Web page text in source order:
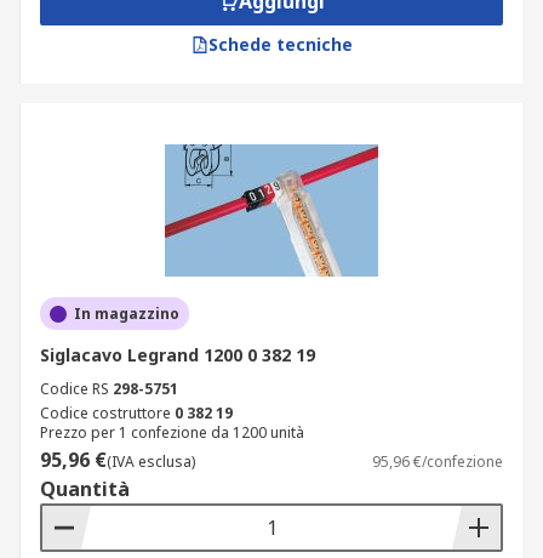
Schede tecniche
In magazzino
Siglacavo Legrand 1200 0 382 19
Codice RS 298-5751
Codice costruttore 0 382 19
Prezzo per 1 confezione da 1200 unità
95,96 €(IVA esclusa) 95,96 €/confezione
Quantità